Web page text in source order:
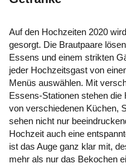
Auf den Hochzeiten 2020
gesorgt. Die Brautpaare
Essens und einem strikten
jeder Hochzeitsgast von
Menüs auswählen. Mit
Essens-Stationen stehen
von verschiedenen Küchen,
sehen nicht nur
Hochzeit auch eine
ist das Auge ganz klar mit,
mehr als nur das Bekochen